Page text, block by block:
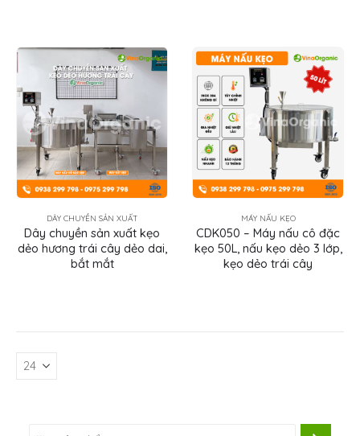
DÂY CHUYỀN SẢN XUẤT
Dây chuyền sản xuất kẹo
dẻo hương trái cây dẻo dai,
bắt mắt
MÁY NẤU KẸO
CDK050 – Máy nấu cô đặc
kẹo 50L, nấu kẹo dẻo 3 lớp,
kẹo dẻo trái cây